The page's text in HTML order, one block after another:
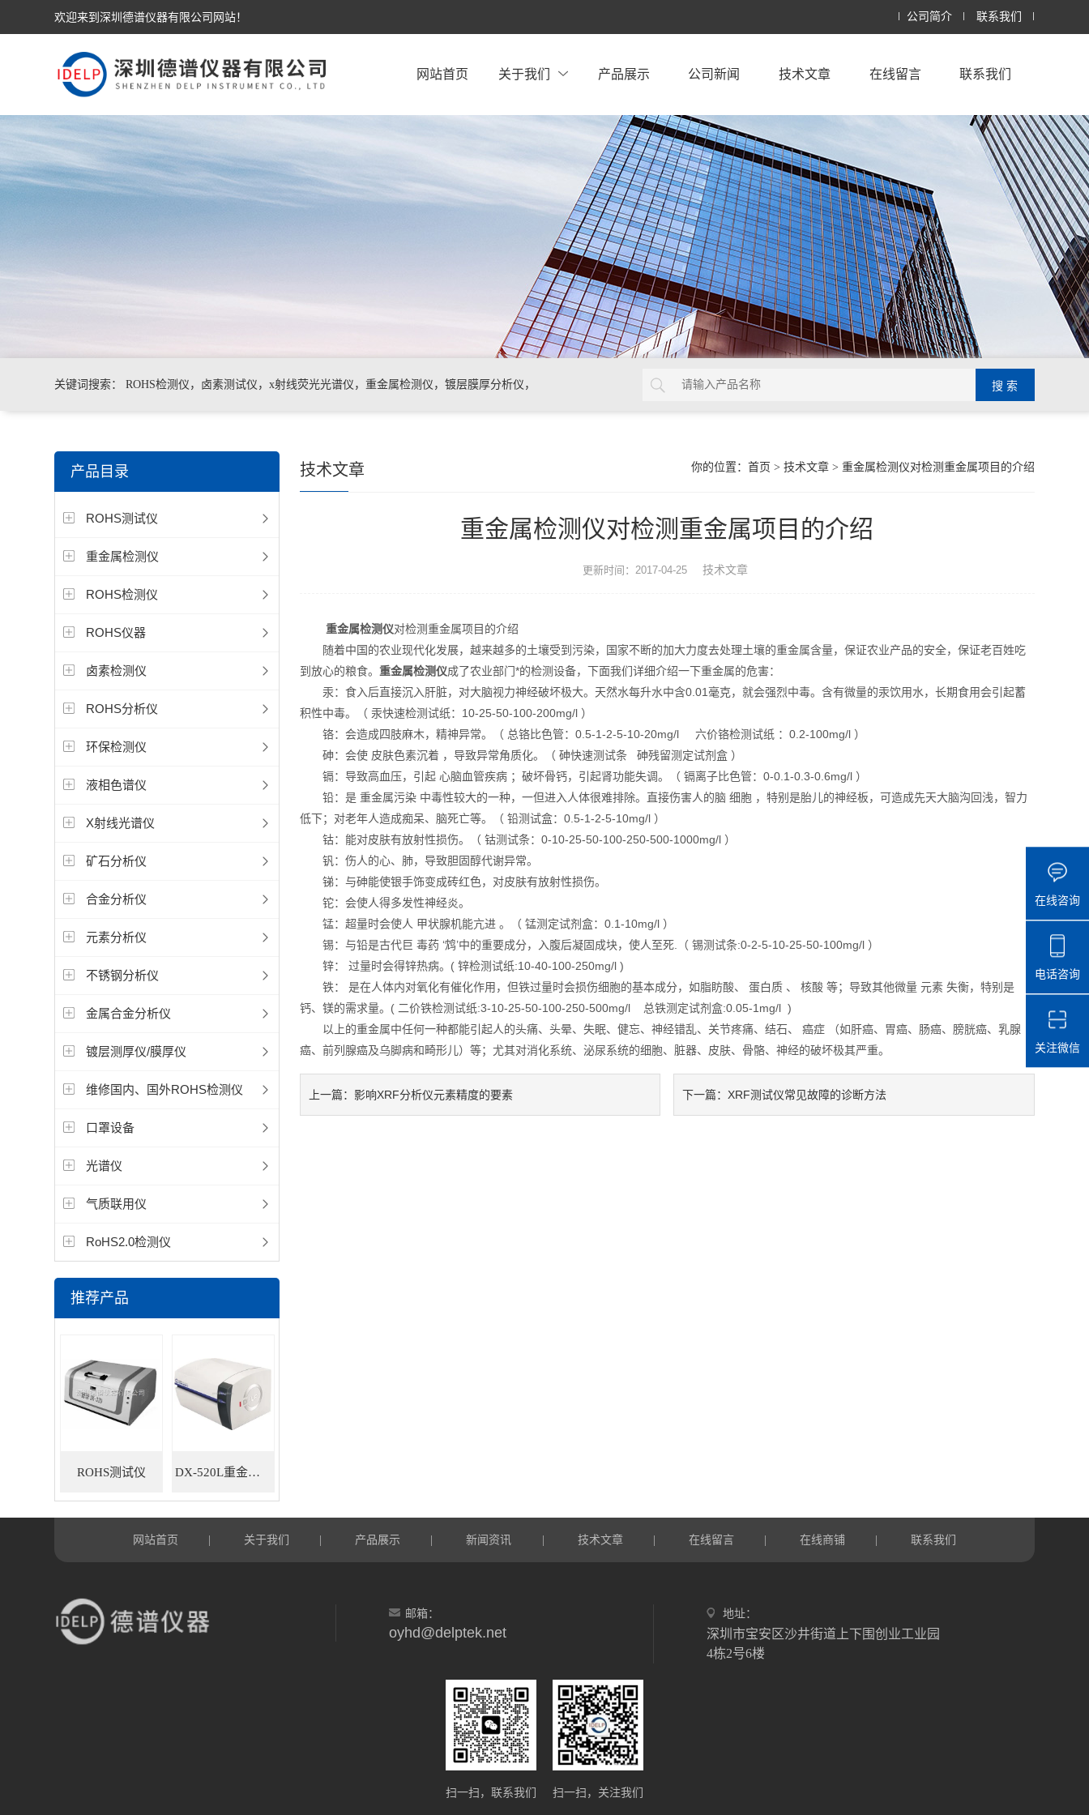
欢迎来到深圳德谱仪器有限公司网站！ 公司简介 联系我们
网站首页 关于我们 产品展示 公司新闻 技术文章 在线留言 联系我们
关键词搜索： ROHS检测仪，卤素测试仪，x射线荧光光谱仪，重金属检测仪，镀层膜厚分析仪，
测仪，色谱仪，光谱仪
产品目录
ROHS测试仪
重金属检测仪
ROHS检测仪
ROHS仪器
卤素检测仪
ROHS分析仪
环保检测仪
液相色谱仪
X射线光谱仪
矿石分析仪
合金分析仪
元素分析仪
不锈钢分析仪
金属合金分析仪
镀层测厚仪/膜厚仪
维修国内、国外ROHS检测仪
口罩设备
光谱仪
气质联用仪
RoHS2.0检测仪
推荐产品
ROHS测试仪 DX-520L重金属ROHS检测仪
你的位置： 首页 > 技术文章> 重金属检测仪对检测重金属项目的介绍
技术文章
重金属检测仪对检测重金属项目的介绍
更新时间：2017-04-25 技术文章
重金属检测仪对检测重金属项目的介绍
随着中国的农业现代化发展，越来越多的土壤受到污染，国家不断的加大力度去处理土壤的重金属含量，保证农业产品的安全，保证老百姓吃
到放心的粮食。 重金属检测仪成了农业部门*的检测设备，下面我们详细介绍一下重金属的危害：
汞：食入后直接沉入肝脏，对大脑视力神经破坏极大。天然水每升水中含0.01毫克，就会强烈中毒。含有微量的汞饮用水，长期食用会引起蓄
积性中毒。（ 汞快速检测试纸：10-25-50-100-200mg/l ）
铬：会造成四肢麻木，精神异常。（ 总铬比色管：0.5-1-2-5-10-20mg/l 六价铬检测试纸 ：0.2-100mg/l ）
砷：会使 皮肤色素沉着 ，导致异常角质化。（ 砷快速测试条 砷残留测定试剂盒 ）
镉：导致高血压，引起 心脑血管疾病 ；破坏骨钙，引起肾功能失调。（ 镉离子比色管：0-0.1-0.3-0.6mg/l ）
铅：是 重金属污染 中毒性较大的一种，一但进入人体很难排除。直接伤害人的脑 细胞 ，特别是胎儿的神经板，可造成先天大脑沟回浅，智力
低下；对老年人造成痴呆、脑死亡等。（ 铅测试盒：0.5-1-2-5-10mg/l ）
钴：能对皮肤有放射性损伤。（ 钴测试条：0-10-25-50-100-250-500-1000mg/l ）
钒：伤人的心、肺，导致胆固醇代谢异常。
锑：与砷能使银手饰变成砖红色，对皮肤有放射性损伤。
铊：会使人得多发性神经炎。
锰：超量时会使人 甲状腺机能亢进 。（ 锰测定试剂盒：0.1-10mg/l ）
锡：与铅是古代巨 毒药 ‘鸩’中的重要成分，入腹后凝固成块，使人至死.（ 锡测试条:0-2-5-10-25-50-100mg/l ）
锌： 过量时会得锌热病。( 锌检测试纸:10-40-100-250mg/l )
铁： 是在人体内对氧化有催化作用，但铁过量时会损伤细胞的基本成分，如脂眆酸、 蛋白质 、 核酸 等；导致其他微量 元素 失衡，特别是
钙、镁的需求量。( 二价铁检测试纸:3-10-25-50-100-250-500mg/l 总铁测定试剂盒:0.05-1mg/l )
以上的重金属中任何一种都能引起人的头痛、头晕、失眠、健忘、神经错乱、关节疼痛、结石、 癌症 （如肝癌、胃癌、肠癌、膀胱癌、乳腺
癌、前列腺癌及乌脚病和畸形儿）等；尤其对消化系统、泌尿系统的细胞、脏器、皮肤、骨骼、神经的破坏极其严重。
上一篇： 影响XRF分析仪元素精度的要素 下一篇：XRF测试仪常见故障的诊断方法
网站首页 关于我们 产品展示 新闻资讯 技术文章 在线留言 在线商铺 联系我们
邮箱：
oyhd@delptek.net
地址：
深圳市宝安区沙井街道上下围创业工业园
4栋2号6楼
扫一扫，联系我们 扫一扫，关注我们
在线咨询
电话咨询
关注微信